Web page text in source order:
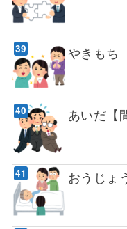
やきもち
あいだ【
おうじょ